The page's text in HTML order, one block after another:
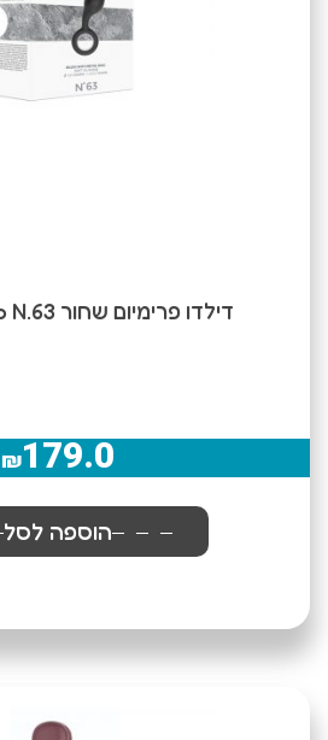
דילדו פרימיום שחור Shots - Sono N.63
₪179.0
הוספה לסל